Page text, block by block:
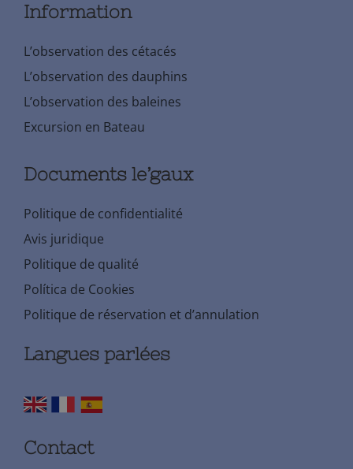
Information
L’observation des cétacés
L’observation des dauphins
L’observation des baleines
Excursion en Bateau
Documents le’gaux
Politique de confidentialité
Avis juridique
Politique de qualité
Política de Cookies
Politique de réservation et d’annulation
Langues parlées
Contact